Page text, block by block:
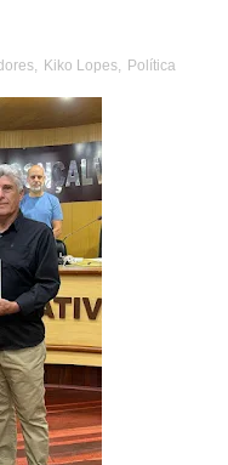
, Kiko Lopes, Política